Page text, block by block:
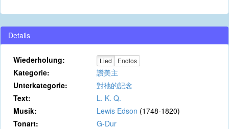
Details
Wiederholung: Lied Endlos
Kategorie:
讚美主
Unterkategorie:
對祂的記念
Text:
L. K. Q.
Musik:
Lewis Edson (1748-1820)
Tonart:
G-Dur